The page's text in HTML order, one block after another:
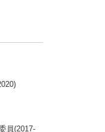
員(2017-